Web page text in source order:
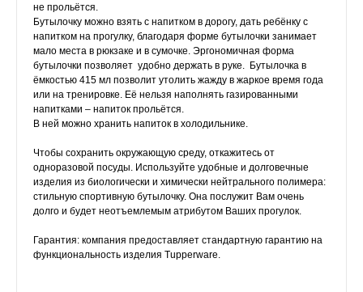
не прольётся.
Бутылочку можно взять с напитком в дорогу, дать ребёнку с
напитком на прогулку, благодаря форме бутылочки занимает
мало места в рюкзаке и в сумочке. Эргономичная форма
бутылочки позволяет удобно держать в руке. Бутылочка в
ёмкостью 415 мл позволит утолить жажду в жаркое время года
или на тренировке. Её нельзя наполнять газированными
напитками – напиток прольётся.
В ней можно хранить напиток в холодильнике.
Чтобы сохранить окружающую среду, откажитесь от
одноразовой посуды. Используйте удобные и долговечные
изделия из биологически и химически нейтрального полимера:
стильную спортивную бутылочку. Она послужит Вам очень
долго и будет неотъемлемым атрибутом Ваших прогулок.
Гарантия: компания предоставляет стандартную гарантию на
функциональность изделия Tupperware.